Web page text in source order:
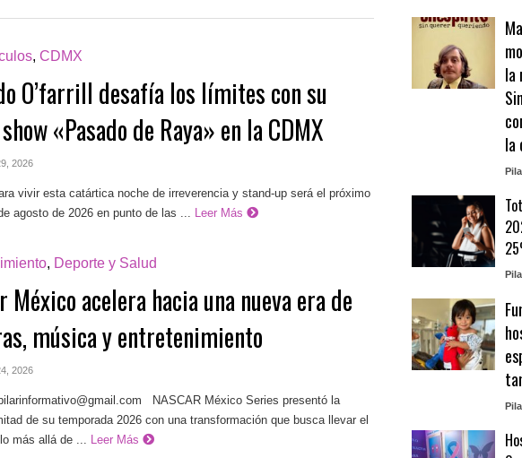
, CDMX
O’farrill desafía los límites con su
«Pasado de Raya» en la CDMX
2026
vivir esta catártica noche de irreverencia y stand-up será el próximo
agosto de 2026 en punto de las ...
Leer Más
, Deporte y Salud
México acelera hacia una nueva era de
música y entretenimiento
2026
NASCAR México Series presentó la
de su temporada 2026 con una transformación que busca llevar el
más allá de ... Leer Más
la
la